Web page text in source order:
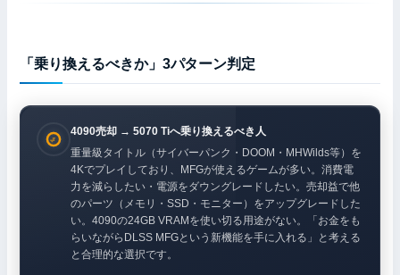
「乗り換えるべきか」3パターン判定
4090売却 → 5070 Tiへ乗り換えるべき人
重量級タイトル（サイバーパンク・DOOM・MHWilds等）を
4Kでプレイしており、MFGが使えるゲームが多い。消費電
力を減らしたい・電源をダウングレードしたい。売却益で他
のパーツ（メモリ・SSD・モニター）をアップグレードした
い。4090の24GB VRAMを使い切る用途がない。「お金をも
らいながらDLSS MFGという新機能を手に入れる」と考える
と合理的な選択です。